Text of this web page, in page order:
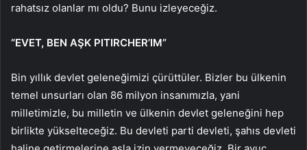
rahatsız olanlar mı oldu? Bunu izleyeceğiz.
“EVET, BEN AŞK PITIRCHER’IM”
Bin yıllık devlet geleneğimizi çürüttüler. Bizler bu ülkenin
temel unsurları olan 86 milyon insanımızla, yani
milletimizle, bu milletin ve ülkenin devlet geleneğini hep
birlikte yükselteceğiz. Bu devleti parti devleti, şahıs devleti